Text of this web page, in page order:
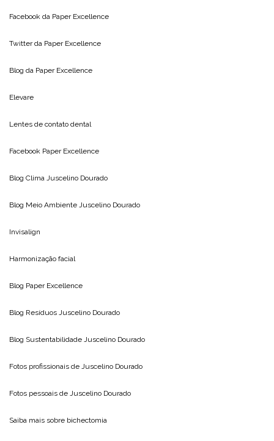
Facebook da Paper Excellence
Twitter da Paper Excellence
Blog da Paper Excellence
Elevare
Lentes de contato dental
Facebook Paper Excellence
Blog Clima Juscelino Dourado
Blog Meio Ambiente Juscelino Dourado
Invisalign
Harmonização facial
Blog Paper Excellence
Blog Resíduos Juscelino Dourado
Blog Sustentabilidade Juscelino Dourado
Fotos profissionais de Juscelino Dourado
Fotos pessoais de Juscelino Dourado
Saiba mais sobre bichectomia